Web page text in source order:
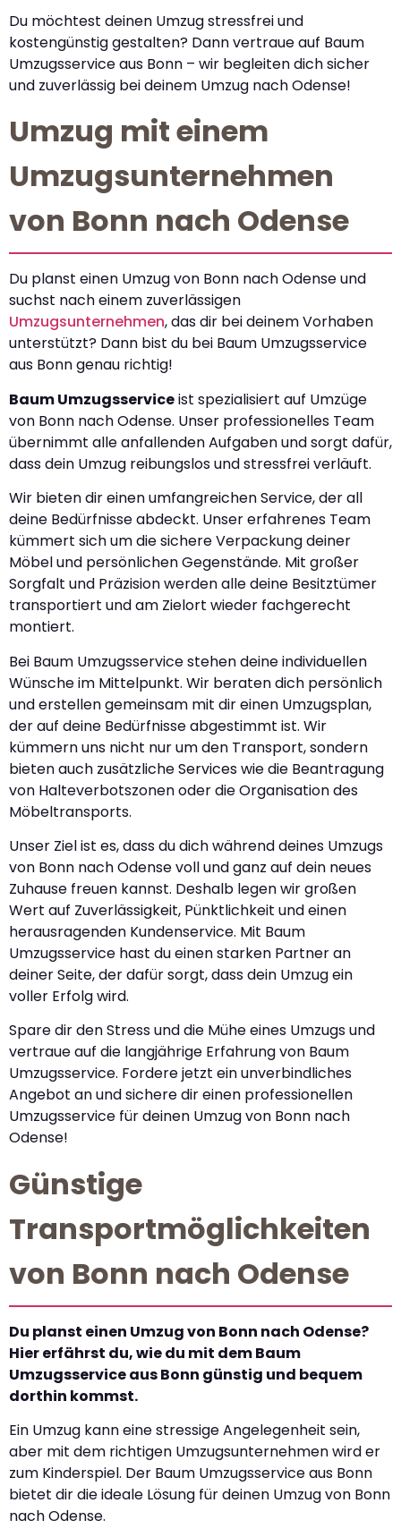
Du möchtest deinen Umzug stressfrei und
kostengünstig gestalten? Dann vertraue auf Baum
Umzugsservice aus Bonn – wir begleiten dich sicher
und zuverlässig bei deinem Umzug nach Odense!
Umzug mit einem
Umzugsunternehmen
von Bonn nach Odense
Du planst einen Umzug von Bonn nach Odense und
suchst nach einem zuverlässigen
Umzugsunternehmen, das dir bei deinem Vorhaben
unterstützt? Dann bist du bei Baum Umzugsservice
aus Bonn genau richtig!
Baum Umzugsserviceist spezialisiert auf Umzüge
von Bonn nach Odense. Unser professionelles Team
übernimmt alle anfallenden Aufgaben und sorgt dafür,
dass dein Umzug reibungslos und stressfrei verläuft.
Wir bieten dir einen umfangreichen Service, der all
deine Bedürfnisse abdeckt. Unser erfahrenes Team
kümmert sich um die sichere Verpackung deiner
Möbel und persönlichen Gegenstände. Mit großer
Sorgfalt und Präzision werden alle deine Besitztümer
transportiert und am Zielort wieder fachgerecht
montiert.
Bei Baum Umzugsservice stehen deine individuellen
Wünsche im Mittelpunkt. Wir beraten dich persönlich
und erstellen gemeinsam mit dir einen Umzugsplan,
der auf deine Bedürfnisse abgestimmt ist. Wir
kümmern uns nicht nur um den Transport, sondern
bieten auch zusätzliche Services wie die Beantragung
von Halteverbotszonen oder die Organisation des
Möbeltransports.
Unser Ziel ist es, dass du dich während deines Umzugs
von Bonn nach Odense voll und ganz auf dein neues
Zuhause freuen kannst. Deshalb legen wir großen
Wert auf Zuverlässigkeit, Pünktlichkeit und einen
herausragenden Kundenservice. Mit Baum
Umzugsservice hast du einen starken Partner an
deiner Seite, der dafür sorgt, dass dein Umzug ein
voller Erfolg wird.
Spare dir den Stress und die Mühe eines Umzugs und
vertraue auf die langjährige Erfahrung von Baum
Umzugsservice. Fordere jetzt ein unverbindliches
Angebot an und sichere dir einen professionellen
Umzugsservice für deinen Umzug von Bonn nach
Odense!
Günstige
Transportmöglichkeiten
von Bonn nach Odense
Du planst einen Umzug von Bonn nach Odense?
Hier erfährst du, wie du mit dem Baum
Umzugsservice aus Bonn günstig und bequem
dorthin kommst.
Ein Umzug kann eine stressige Angelegenheit sein,
aber mit dem richtigen Umzugsunternehmen wird er
zum Kinderspiel. Der Baum Umzugsservice aus Bonn
bietet dir die ideale Lösung für deinen Umzug von Bonn
nach Odense.